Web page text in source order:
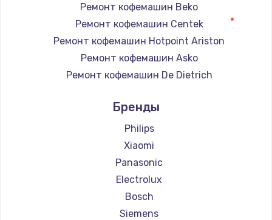
Ремонт кофемашин Beko
Ремонт кофемашин Centek
Ремонт кофемашин Hotpoint Ariston
Ремонт кофемашин Asko
Ремонт кофемашин De Dietrich
Ремонт кофемашин Ascaso
Ремонт кофемашин Jura
Ремонт кофемашин Olympia
Ремонт кофемашин Saeco
Ремонт кофемашин La Cimbali
Ремонт кофемашин WMF
Ремонт кофемашин Yamaguchi
Бренды
Philips
Xiaomi
Panasonic
Electrolux
Bosch
Siemens